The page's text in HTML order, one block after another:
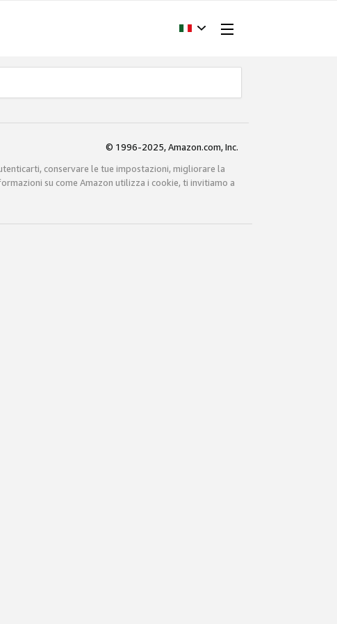
© 1996-2025, Amazon.com, Inc.
conservare le tue impostazioni, migliorare la
su come Amazon utilizza i cookie, ti invitiamo a